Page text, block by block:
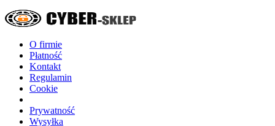
O firmie
Płatność
Kontakt
Regulamin
Cookie
Prywatność
Wysyłka